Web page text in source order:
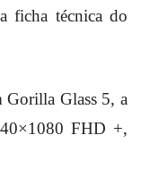
ficha técnica do
Gorilla Glass 5, a
FHD +,